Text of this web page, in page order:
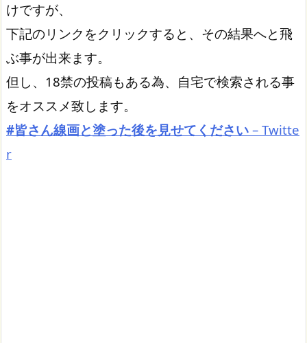
けですが、
下記のリンクをクリックすると、その結果へと飛
ぶ事が出来ます。
但し、18禁の投稿もある為、自宅で検索される事
をオススメ致します。
#皆さん線画と塗った後を見せてください – Twitte
r